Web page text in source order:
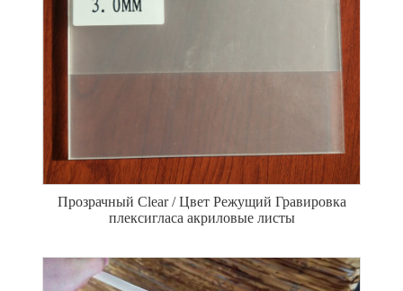
Прозрачный Clear / Цвет Режущий Гравировка
плексигласа акриловые листы